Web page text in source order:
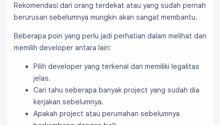
Rekomendasi dari orang terdekat atau yang sudah pernah
berurusan sebelumnya mungkin akan sangat membantu.
Beberapa poin yang perlu jadi perhatian dalam melihat dan
memilih developer antara lain:
Pilih developer yang terkenal dan memiliki legalitas
jelas.
Cari tahu seberapa banyak project yang sudah dia
kerjakan sebelumnya.
Apakah project atau perumahan sebelumnya